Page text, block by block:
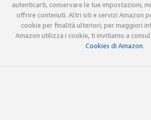
autenticarti, conservare le tue impostazioni,
offrire contenuti. Altri siti e servizi Amazon
cookie per finalità ulteriori; per maggiori
Amazon utilizza i cookie, ti invitiamo a
Cookies di Amazon.